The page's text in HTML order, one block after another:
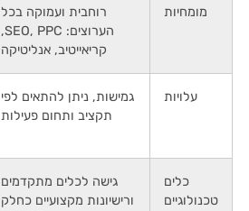
מומחיות
רוחבית ועמוקה בכל
הערוצים: SEO, PPC,
קריאייטיב, אנליטיקה
עלויות
גמישות, ניתן להתאים לפי
תקציב ותחום פעילות
כלים
טכנולוגיים
גישה לכלים מתקדמים
ורישיונות מקצועיים כחלק